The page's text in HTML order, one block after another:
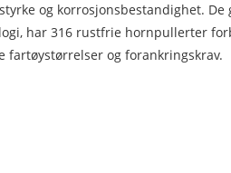
og korrosjonsbestandighet.
har 316 rustfrie hornpullerter
fartøystørrelser og forankringskrav.